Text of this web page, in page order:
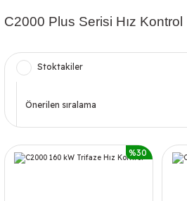
C2000 Plus Serisi Hız Kontrol
Stoktakiler
%30